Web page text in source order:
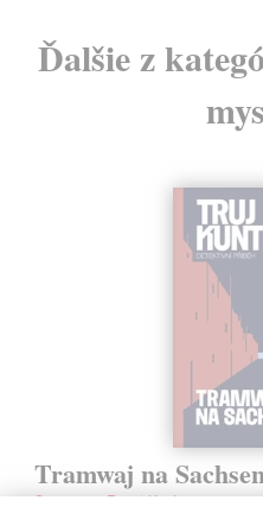
Ďalšie z
Tramwaj na
Sagitarius Petr| Kniha